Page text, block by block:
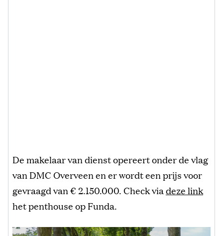
De makelaar van dienst opereert onder de vlag
van DMC Overveen en er wordt een prijs voor
gevraagd van € 2.150.000. Check viadeze link
het penthouse op Funda.